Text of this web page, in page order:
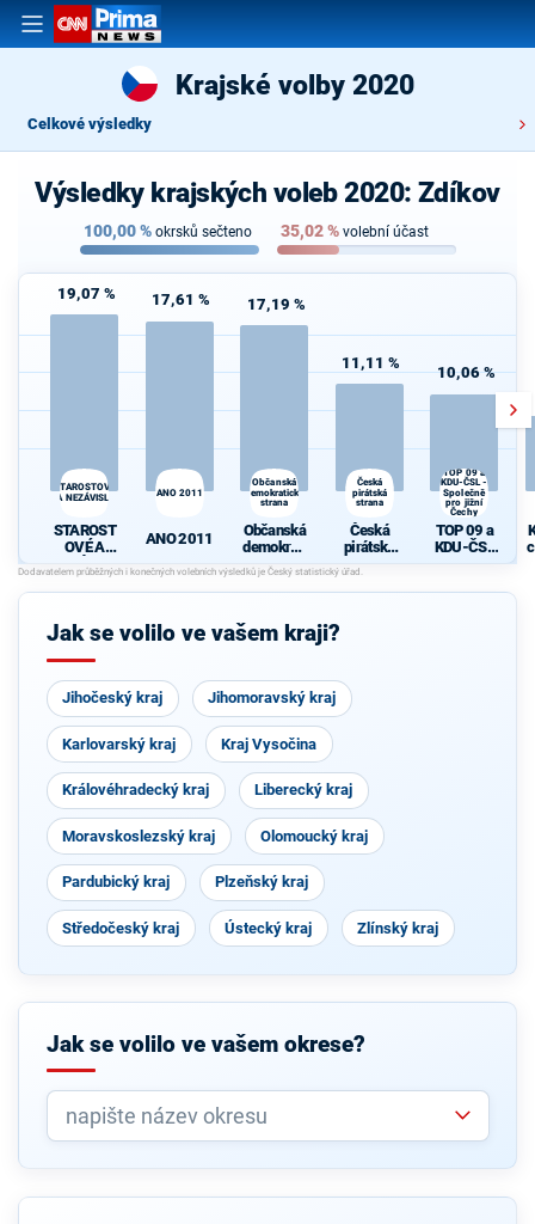
Krajské volby 2020
Celkové výsledky
Výsledky krajských voleb 2020: Zdíkov
100,00% okrsků sečteno 35,02% volební účast
19,07 %
STAROSTOVÉ
A NEZÁVISLÍ
STAROST
OVÉ A
NEZÁVISL
Í
17,61 %
ANO 2011
ANO 2011
17,19 %
Občanská
demokratická
strana
Občanská
demokrati
cká strana
11,11 %
Česká
pirátská
strana
Česká
pirátská
strana
10,06 %
TOP 09 a
KDU-ČSL -
Společně
pro jižní
Čechy
TOP 09 a
KDU-ČSL
- Společně
Čechy
Jak se volilo ve vašem kraji?
Jihočeský kraj Jihomoravský kraj
Karlovarský kraj Kraj Vysočina
Královéhradecký kraj Liberecký kraj
Moravskoslezský kraj Olomoucký kraj
Pardubický kraj Plzeňský kraj
Středočeský kraj Ústecký kraj Zlínský kraj
Jak se volilo ve vašem okrese?